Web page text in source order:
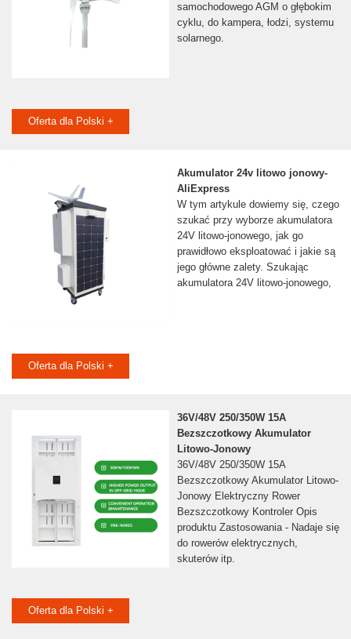
samochodowego AGM o głębokim
cyklu, do kampera, łodzi, systemu
solarnego.
Oferta dla Polski +
Akumulator 24v litowo jonowy-
AliExpress
W tym artykule dowiemy się, czego
szukać przy wyborze akumulatora
24V litowo-jonowego, jak go
prawidłowo eksploatować i jakie są
jego główne zalety. Szukając
akumulatora 24V litowo-jonowego,
Oferta dla Polski +
36V/48V 250/350W 15A
Bezszczotkowy Akumulator
Litowo-Jonowy
36V/48V 250/350W 15A
Bezszczotkowy Akumulator Litowo-
Jonowy Elektryczny Rower
Bezszczotkowy Kontroler Opis
produktu Zastosowania - Nadaje się
do rowerów elektrycznych,
skuterów itp.
Oferta dla Polski +